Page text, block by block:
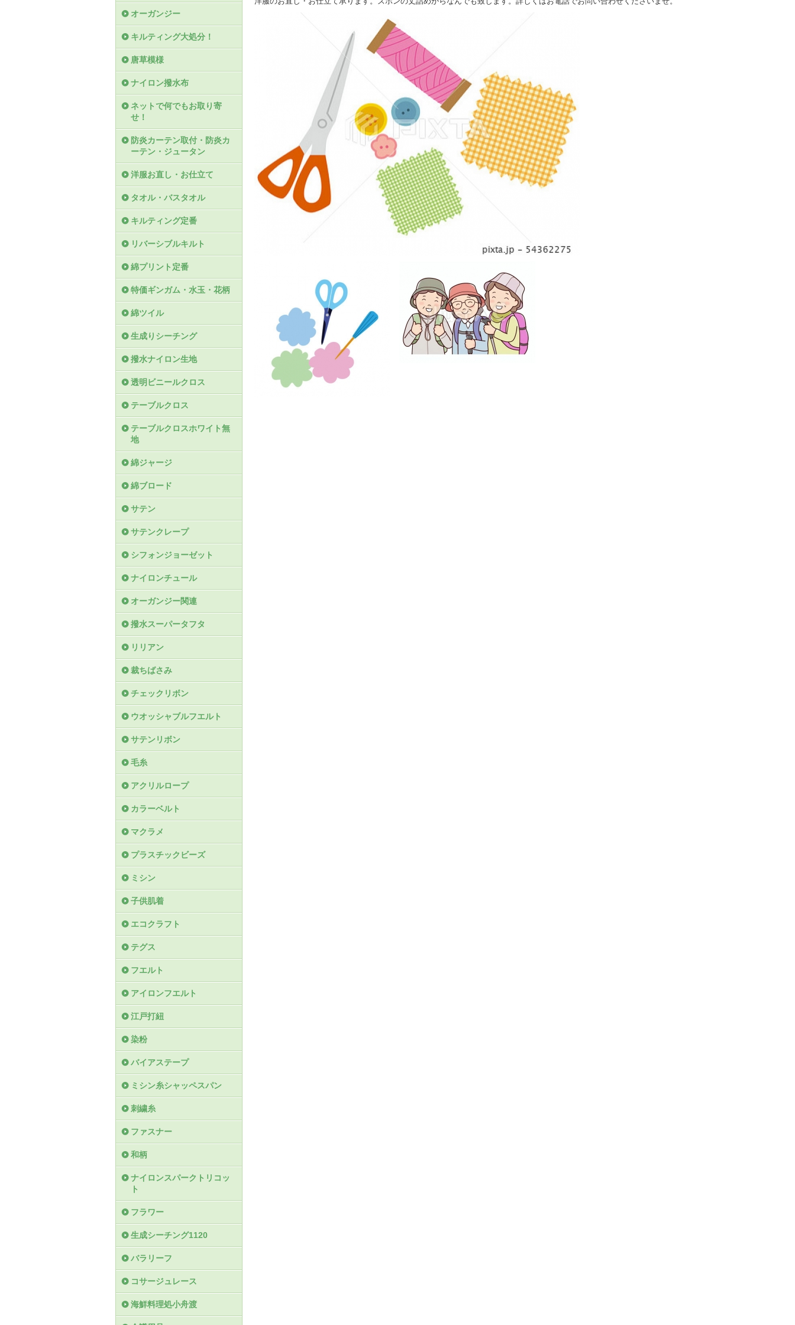
オーガンジー
キルティング大処分！
唐草模様
ナイロン撥水布
ネットで何でもお取り寄
せ！
防炎カーテン取付・防炎カ
ーテン・ジュータン
洋服お直し・お仕立て
タオル・バスタオル
キルティング定番
リバーシブルキルト
綿プリント定番
特価ギンガム・水玉・花柄
綿ツイル
生成りシーチング
撥水ナイロン生地
透明ビニールクロス
テーブルクロス
テーブルクロスホワイト無
地
綿ジャージ
綿ブロード
サテン
サテンクレープ
シフォンジョーゼット
ナイロンチュール
オーガンジー関連
撥水スーパータフタ
リリアン
裁ちばさみ
チェックリボン
ウオッシャブルフエルト
サテンリボン
毛糸
アクリルロープ
カラーベルト
マクラメ
プラスチックビーズ
ミシン
子供肌着
エコクラフト
テグス
フエルト
アイロンフエルト
江戸打紐
染粉
バイアステープ
ミシン糸シャッペスパン
刺繍糸
ファスナー
和柄
ナイロンスパークトリコッ
ト
フラワー
生成シーチング1120
バラリーフ
コサージュレース
海鮮料理処小舟渡